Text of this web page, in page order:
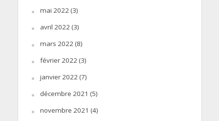
mai 2022(3)
avril 2022(3)
mars 2022(8)
février 2022(3)
janvier 2022(7)
décembre 2021 (5)
novembre 2021 (4)